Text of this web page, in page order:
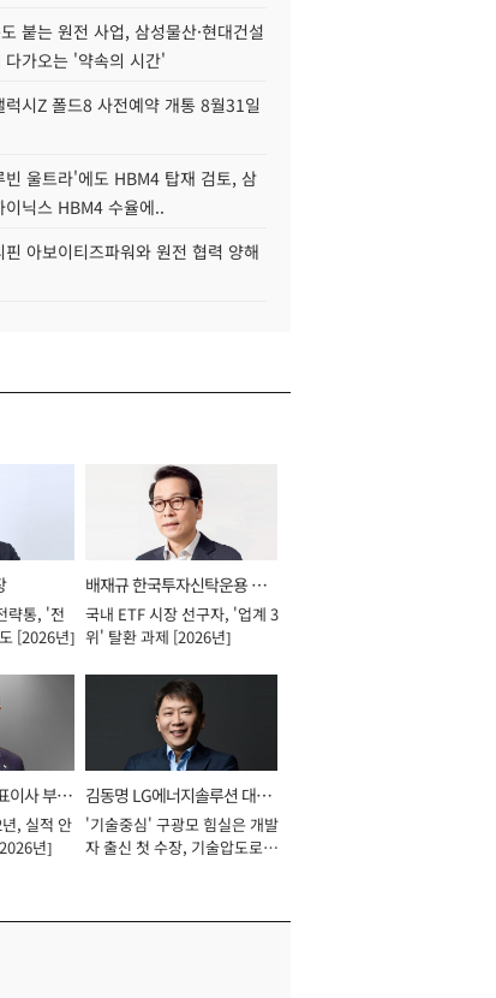
붙는 원전 사업, 삼성물산·현대건설
다가오는 '약속의 시간'
럭시Z 폴드8 사전예약 개통 8월31일
빈 울트라'에도 HBM4 탑재 검토, 삼
이닉스 HBM4 수율에..
아보이티즈파워와 원전 협력 양해
략통, '전
[2026년]
배재규 한국투자신탁운용 대
표이사 사장
국내 ETF 시장 선구자, '업계 3
위' 탈환 과제 [2026년]
이사 부회
, 실적 안
년]
김동명 LG에너지솔루션 대표
이사 사장
'기술중심' 구광모 힘실은 개발
자 출신 첫 수장, 기술압도로